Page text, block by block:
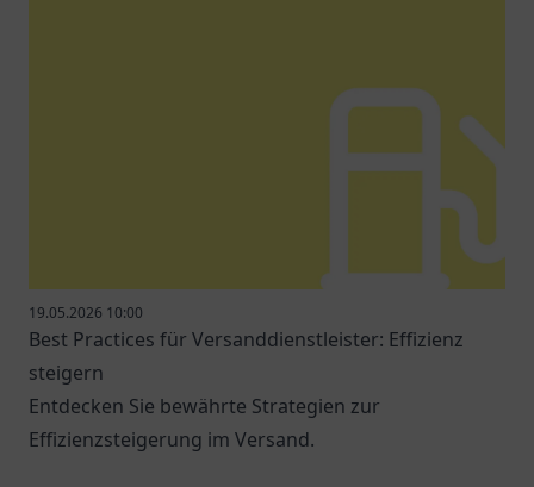
19.05.2026 10:00
Best Practices für Versanddienstleister: Effizienz
steigern
Entdecken Sie bewährte Strategien zur
Effizienzsteigerung im Versand.